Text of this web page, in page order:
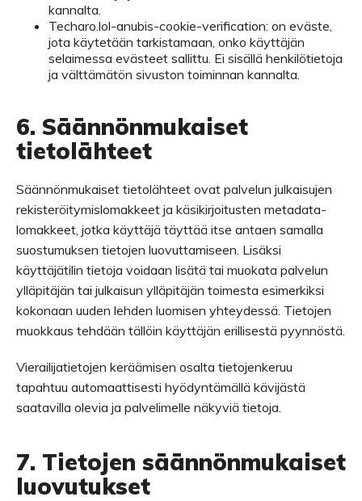
kannalta.
Techaro.lol-anubis-cookie-verification: on eväste,
jota käytetään tarkistamaan, onko käyttäjän
selaimessa evästeet sallittu. Ei sisällä henkilötietoja
ja välttämätön sivuston toiminnan kannalta.
6. Säännönmukaiset
tietolähteet
Säännönmukaiset tietolähteet ovat palvelun julkaisujen
rekisteröitymislomakkeet ja käsikirjoitusten metadata-
lomakkeet, jotka käyttäjä täyttää itse antaen samalla
suostumuksen tietojen luovuttamiseen. Lisäksi
käyttäjätilin tietoja voidaan lisätä tai muokata palvelun
ylläpitäjän tai julkaisun ylläpitäjän toimesta esimerkiksi
kokonaan uuden lehden luomisen yhteydessä. Tietojen
muokkaus tehdään tällöin käyttäjän erillisestä pyynnöstä.
Vierailijatietojen keräämisen osalta tietojenkeruu
tapahtuu automaattisesti hyödyntämällä kävijästä
saatavilla olevia ja palvelimelle näkyviä tietoja.
7. Tietojen säännönmukaiset
luovutukset